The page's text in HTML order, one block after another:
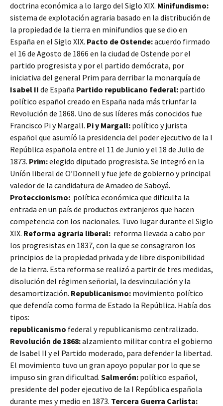
doctrina económica a lo largo del Siglo XIX. Minifundismo:
sistema de explotación agraria basado en la distribución de
la propiedad de la tierra en minifundios que se dio en
España en el Siglo XIX. Pacto de Ostende:acuerdo firmado
el 16 de Agosto de 1866 en la ciudad de Ostende por el
partido progresista y por el partido demócrata, por
iniciativa del general Prim para derribar la monarquía de
Isabel II de España Partido republicano federal: partido
político español creado en España nada más triunfar la
Revolución de 1868. Uno de sus líderes más conocidos fue
Francisco Pi y Margall. Pi y Margall: político y jurista
español que asumíó la presidencia del poder ejecutivo de la I
República española entre el 11 de Junio y el 18 de Julio de
1873. Prim:elegido diputado progresista. Se integró en la
Uníón liberal de O’Donnell y fue jefe de gobierno y principal
valedor de la candidatura de Amadeo de Saboyá.
Proteccionismo: política económica que dificulta la
entrada en un país de productos extranjeros que hacen
competencia con los nacionales. Tuvo lugar durante el Siglo
XIX. Reforma agraria liberal: reforma llevada a cabo por
los progresistas en 1837, con la que se consagraron los
principios de la propiedad privada y de libre disponibilidad
de la tierra. Esta reforma se realizó a partir de tres medidas,
disolución del régimen señorial, la desvinculación y la
desamortización. Republicanismo: movimiento político
que defendía como forma de Estado la República. Había dos
tipos:
republicanismo federal y republicanismo centralizado.
Revolución de 1868:alzamiento militar contra el gobierno
de Isabel II y el Partido moderado, para defender la libertad.
El movimiento tuvo un gran apoyo popular por lo que se
impuso sin gran dificultad. Salmerón: político español,
presidente del poder ejecutivo de la I República española
durante mes y medio en 1873. Tercera Guerra Carlista: